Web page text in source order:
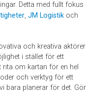
Detta med fullt fokus
, JM Logistik och
och kreativa aktörer
i stället för ett
om kartan för en hel
och verktyg för ett
bara planerar för det. Gör